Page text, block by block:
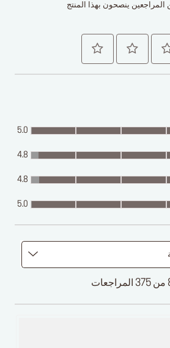
5.0
4.8
4.8
5.0